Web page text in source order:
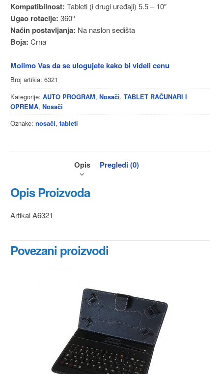
Kompatibilnost: Tableti (i drugi uređaji) 5.5 – 10″
Ugao rotacije: 360°
Način postavljanja: Na naslon sedišta
Boja: Crna
Molimo Vas da se ulogujete kako bi videli cenu
Broj artikla: 6321
Kategorije: AUTO PROGRAM, Nosači, TABLET RAČUNARI I
OPREMA, Nosači
Oznake: nosači, tableti
Opis Pregledi (0)
Opis Proizvoda
Artikal A6321
Povezani proizvodi